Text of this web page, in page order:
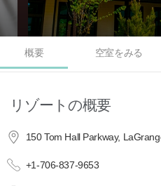
概要 空室をみる
リゾートの概要
150 Tom Hall Parkway,
+1-706-837-9653